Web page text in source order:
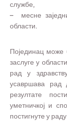
службе,
– месне
области.
Појединац може
заслуге у
рад у
усавршава рад
резултате
уметничкој и
постигнуте у